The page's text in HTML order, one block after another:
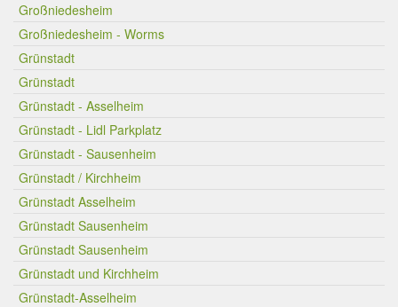
Großniedesheim
Großniedesheim - Worms
Grünstadt
Grünstadt
Grünstadt - Asselheim
Grünstadt - Lidl Parkplatz
Grünstadt - Sausenheim
Grünstadt / Kirchheim
Grünstadt Asselheim
Grünstadt Sausenheim
Grünstadt Sausenheim
Grünstadt und Kirchheim
Grünstadt-Asselheim